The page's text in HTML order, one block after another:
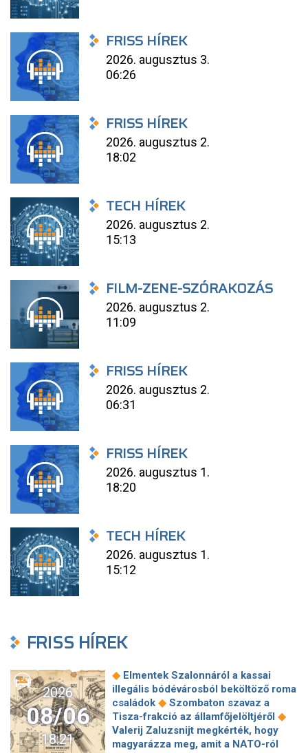
FRISS HÍREK
2026. augusztus 3.
06:26
FRISS HÍREK
2026. augusztus 2.
18:02
TECH HÍREK
2026. augusztus 2.
15:13
FILM-ZENE-SZÓRAKOZÁS
2026. augusztus 2.
11:09
FRISS HÍREK
2026. augusztus 2.
06:31
FRISS HÍREK
2026. augusztus 1.
18:20
TECH HÍREK
2026. augusztus 1.
15:12
FRISS HÍREK
2026
08/06
18:21
◆ Elmentek Szalonnáról a kassai
illegális bódévárosból beköltöző roma
családok ◆ Szombaton szavaz a
Tisza-frakció az államfőjelöltjéről ◆
Valerij Zaluzsnijt megkérték, hogy
magyarázza meg, amit a NATO-ról